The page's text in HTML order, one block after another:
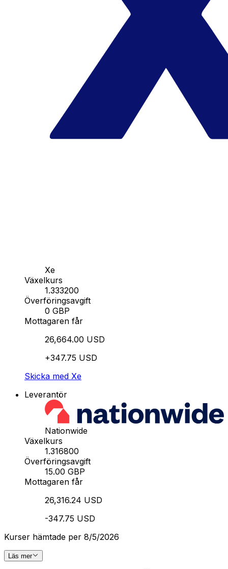
Xe
Växelkurs
1.333200
Överföringsavgift
0 GBP
Mottagaren får
26,664.00 USD
+347.75 USD
Skicka med Xe
Leverantör
Nationwide
Växelkurs
1.316800
Överföringsavgift
15.00 GBP
Mottagaren får
26,316.24 USD
-347.75 USD
Kurser hämtade per 8/5/2026
Läs mer